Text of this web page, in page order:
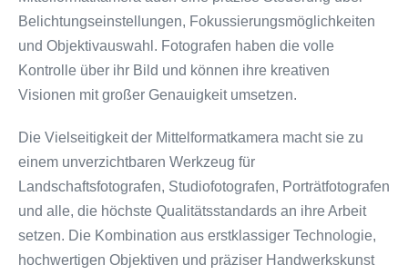
Belichtungseinstellungen, Fokussierungsmöglichkeiten
und Objektivauswahl. Fotografen haben die volle
Kontrolle über ihr Bild und können ihre kreativen
Visionen mit großer Genauigkeit umsetzen.
Die Vielseitigkeit der Mittelformatkamera macht sie zu
einem unverzichtbaren Werkzeug für
Landschaftsfotografen, Studiofotografen, Porträtfotografen
und alle, die höchste Qualitätsstandards an ihre Arbeit
setzen. Die Kombination aus erstklassiger Technologie,
hochwertigen Objektiven und präziser Handwerkskunst